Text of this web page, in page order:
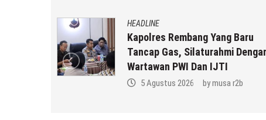
HEADLINE
Kapolres Rembang Yang Baru
Tancap Gas, Silaturahmi
Wartawan PWI Dan IJTI
5 Agustus 2026 bymusa r2b